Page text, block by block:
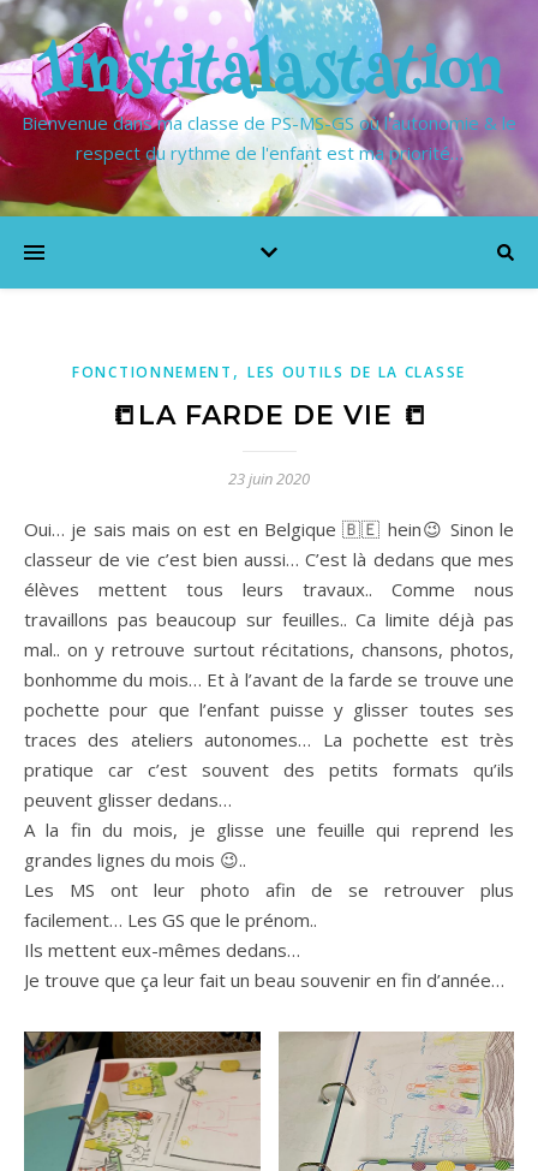
1institalastation
Bienvenue dans ma classe de PS-MS-GS où l'autonomie & le
respect du rythme de l'enfant est ma priorité…
FONCTIONNEMENT , LES OUTILS DE LA CLASSE
📒LA FARDE DE VIE 📒
23 juin 2020
Oui… je sais mais on est en Belgique 🇧🇪 hein😉 Sinon le
classeur de vie c’est bien aussi… C’est là dedans que mes
élèves mettent tous leurs travaux.. Comme nous
travaillons pas beaucoup sur feuilles.. Ca limite déjà pas
mal.. on y retrouve surtout récitations, chansons, photos,
bonhomme du mois… Et à l’avant de la farde se trouve une
pochette pour que l’enfant puisse y glisser toutes ses
traces des ateliers autonomes… La pochette est très
pratique car c’est souvent des petits formats qu’ils
peuvent glisser dedans…
A la fin du mois, je glisse une feuille qui reprend les
grandes lignes du mois 😉..
Les MS ont leur photo afin de se retrouver plus
facilement… Les GS que le prénom..
Ils mettent eux-mêmes dedans…
Je trouve que ça leur fait un beau souvenir en fin d’année…